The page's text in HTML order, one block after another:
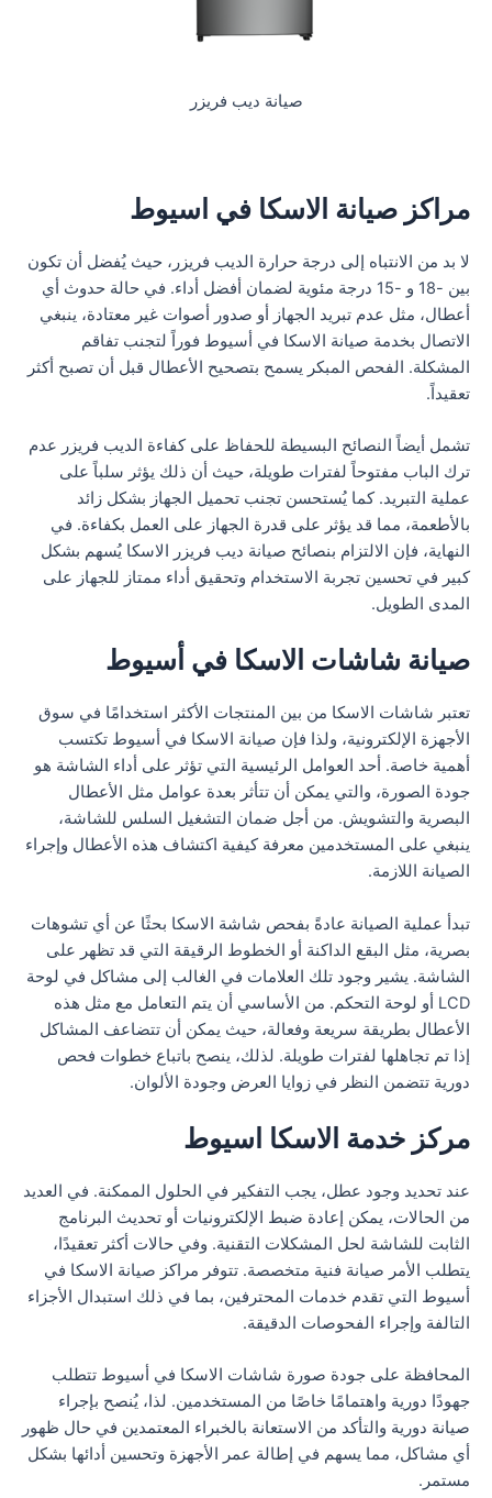
صيانة ديب فريزر
مراكز صيانة الاسكا في اسيوط
لا بد من الانتباه إلى درجة حرارة الديب فريزر، حيث يُفضل أن تكون
بين -18 و -15 درجة مئوية لضمان أفضل أداء. في حالة حدوث أي
أعطال، مثل عدم تبريد الجهاز أو صدور أصوات غير معتادة، ينبغي
الاتصال بخدمة صيانة الاسكا في أسيوط فوراً لتجنب تفاقم
المشكلة. الفحص المبكر يسمح بتصحيح الأعطال قبل أن تصبح أكثر
تعقيداً.
تشمل أيضاً النصائح البسيطة للحفاظ على كفاءة الديب فريزر عدم
ترك الباب مفتوحاً لفترات طويلة، حيث أن ذلك يؤثر سلباً على
عملية التبريد. كما يُستحسن تجنب تحميل الجهاز بشكل زائد
بالأطعمة، مما قد يؤثر على قدرة الجهاز على العمل بكفاءة. في
النهاية، فإن الالتزام بنصائح صيانة ديب فريزر الاسكا يُسهم بشكل
كبير في تحسين تجربة الاستخدام وتحقيق أداء ممتاز للجهاز على
المدى الطويل.
صيانة شاشات الاسكا في أسيوط
تعتبر شاشات الاسكا من بين المنتجات الأكثر استخدامًا في سوق
الأجهزة الإلكترونية، ولذا فإن صيانة الاسكا في أسيوط تكتسب
أهمية خاصة. أحد العوامل الرئيسية التي تؤثر على أداء الشاشة هو
جودة الصورة، والتي يمكن أن تتأثر بعدة عوامل مثل الأعطال
البصرية والتشويش. من أجل ضمان التشغيل السلس للشاشة،
ينبغي على المستخدمين معرفة كيفية اكتشاف هذه الأعطال وإجراء
الصيانة اللازمة.
تبدأ عملية الصيانة عادةً بفحص شاشة الاسكا بحثًا عن أي تشوهات
بصرية، مثل البقع الداكنة أو الخطوط الرقيقة التي قد تظهر على
الشاشة. يشير وجود تلك العلامات في الغالب إلى مشاكل في لوحة
LCD أو لوحة التحكم. من الأساسي أن يتم التعامل مع مثل هذه
الأعطال بطريقة سريعة وفعالة، حيث يمكن أن تتضاعف المشاكل
إذا تم تجاهلها لفترات طويلة. لذلك، ينصح باتباع خطوات فحص
دورية تتضمن النظر في زوايا العرض وجودة الألوان.
مركز خدمة الاسكا اسيوط
عند تحديد وجود عطل، يجب التفكير في الحلول الممكنة. في العديد
من الحالات، يمكن إعادة ضبط الإلكترونيات أو تحديث البرنامج
الثابت للشاشة لحل المشكلات التقنية. وفي حالات أكثر تعقيدًا،
يتطلب الأمر صيانة فنية متخصصة. تتوفر مراكز صيانة الاسكا في
أسيوط التي تقدم خدمات المحترفين، بما في ذلك استبدال الأجزاء
التالفة وإجراء الفحوصات الدقيقة.
المحافظة على جودة صورة شاشات الاسكا في أسيوط تتطلب
جهودًا دورية واهتمامًا خاصًا من المستخدمين. لذا، يُنصح بإجراء
صيانة دورية والتأكد من الاستعانة بالخبراء المعتمدين في حال ظهور
أي مشاكل، مما يسهم في إطالة عمر الأجهزة وتحسين أدائها بشكل
مستمر.